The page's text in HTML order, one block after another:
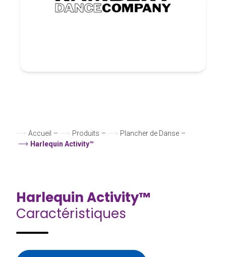
Accueil – Produits – Plancher de Danse –
Harlequin Activity™
Harlequin Activity™
Caractéristiques